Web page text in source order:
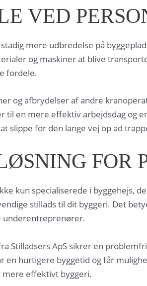
VED
mere udbredelse på
og maskiner at blive
fordele.
og afbrydelser af andre
til en mere effektiv arbejdsdag og
slippe for den lange vej op ad
FOR
kun specialiserede i byggehejs,
stillads til dit byggeri. Det
underentreprenører.
Stilladsers ApS sikrer en
en hurtigere byggetid og får
effektivt byggeri.